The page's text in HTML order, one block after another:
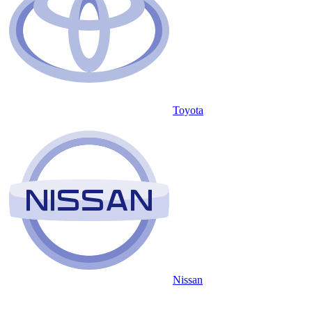
Toyota
Nissan